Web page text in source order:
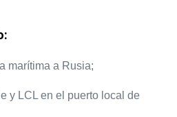
marítima a Rusia;
y LCL en el puerto local de